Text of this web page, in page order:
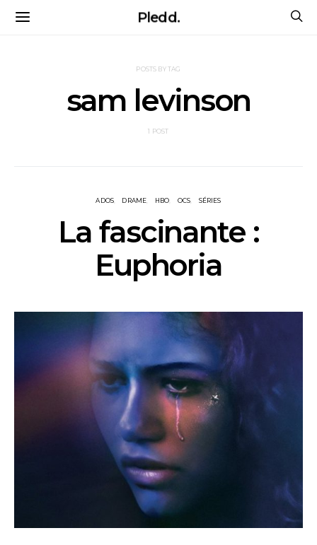
Pledd.
POSTS BY TAG
sam levinson
1 POST
ADOS DRAME HBO OCS SÉRIES
La fascinante :
Euphoria